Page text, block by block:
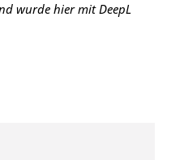
wurde hier mit DeepL